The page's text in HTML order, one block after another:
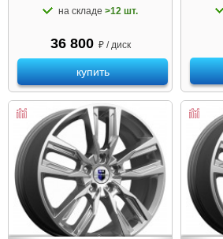
на складе >12 шт.
36 800 ₽ / диск
купить